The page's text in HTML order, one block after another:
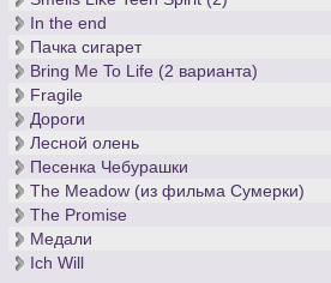
In the end
Пачка сигарет
Bring Me To Life (2 варианта)
Fragile
Дороги
Лесной олень
Песенка Чебурашки
The Meadow (из фильма Сумерки)
The Promise
Медали
Ich Will